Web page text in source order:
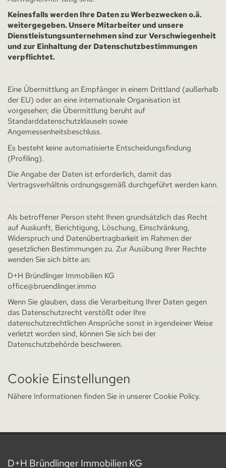
Keinesfalls werden Ihre Daten zu Werbezwecken o.ä.
weitergegeben. Unsere Mitarbeiter und unsere
Dienstleistungsunternehmen sind zur Verschwiegenheit
und zur Einhaltung der Datenschutzbestimmungen
verpflichtet.
Eine Übermittlung an Empfänger in einem Drittland (außerhalb
der EU) oder an eine internationale Organisation ist
vorgesehen; die Übermittlung beruht auf
Standarddatenschutzklauseln sowie
Angemessenheitsbeschluss.
Es besteht keine automatisierte Entscheidungsfindung
(Profiling).
Die Angabe der Daten ist erforderlich, damit das
Vertragsverhältnis ordnungsgemäß durchgeführt werden kann.
Als betroffener Person steht Ihnen grundsätzlich das Recht
auf Auskunft, Berichtigung, Löschung, Einschränkung,
Widerspruch und Datenübertragbarkeit im Rahmen der
gesetzlichen Bestimmungen zu. Zur Ausübung Ihrer Rechte
wenden Sie sich bitte an:
D+H Bründlinger Immobilien KG
office@bruendlinger.immo
Wenn Sie glauben, dass die Verarbeitung Ihrer Daten gegen
das Datenschutzrecht verstößt oder Ihre
datenschutzrechtlichen Ansprüche sonst in irgendeiner Weise
verletzt worden sind, können Sie sich bei der
Datenschutzbehörde beschweren.
Cookie Einstellungen
Nähere Informationen finden Sie in unserer Cookie Policy.
D+H Bründlinger Immobilien KG